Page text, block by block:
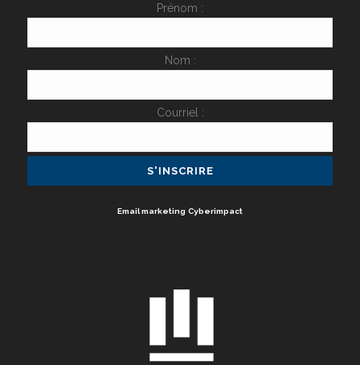
Prénom :
Nom :
Courriel :
Email marketing Cyberimpact